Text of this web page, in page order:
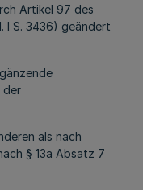
Artikel 97 des
I S. 3436) geändert
der
als nach
§ 13a Absatz 7